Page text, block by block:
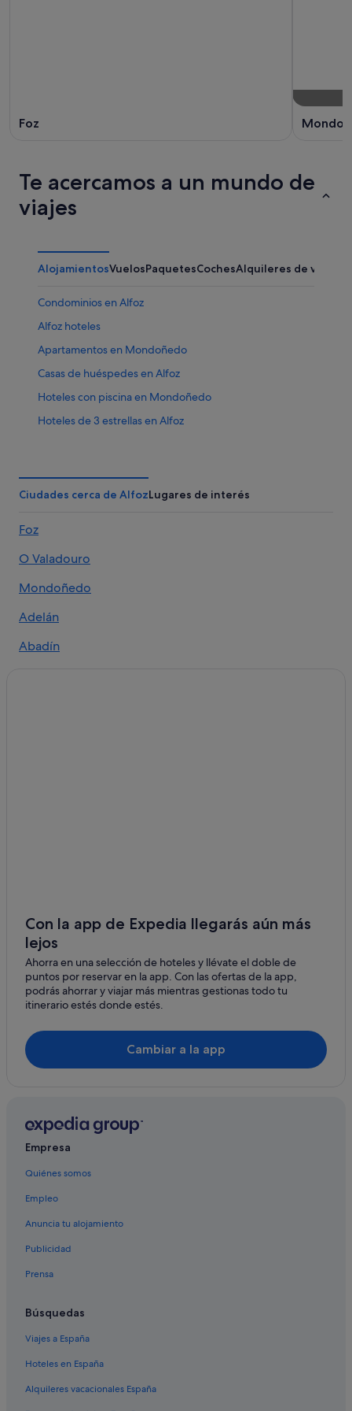
Foz
Te acercamos a un mundo de
viajes
AlojamientosVuelosPaquetesCochesAlquileres de
Condominios en Alfoz
Alfoz hoteles
Apartamentos en Mondoñedo
Casas de huéspedes en Alfoz
Hoteles con piscina en Mondoñedo
Hoteles de 3 estrellas en Alfoz
Cabañas en Lourenzá
Albergues en O Valadouro
Lagoa hoteles
Campings de caravanas en Mondoñedo
Casas rurales en Figueiras
Albergues en Lourenzá
Casas de campo en Lourenzá
Casas privadas de vacaciones en Alfoz
Pensiones en Mondoñedo
Cabañas en Mondoñedo
Mondoñedo hoteles
Chalets en O Valadouro
Paradores hoteles en Mondoñedo
Albergues en Mondoñedo
Hoteles que aceptan mascotas en Mondoñedo
Casas de campo en Mondoñedo
B&B en Mondoñedo
Ciudades cerca de AlfozLugares de interés
Foz
O Valadouro
Mondoñedo
Adelán
Abadín
Con la app de Expedia llegarás aún más
lejos
Ahorra en una selección de hoteles y llévate el doble de
puntos por reservar en la app. Con las ofertas de la app,
podrás ahorrar y viajar más mientras gestionas todo tu
itinerario estés donde estés.
Cambiar a la app
Empresa
Quiénes somos
Empleo
Anuncia tu alojamiento
Publicidad
Prensa
Búsquedas
Viajes a España
Hoteles en España
Alquileres vacacionales España